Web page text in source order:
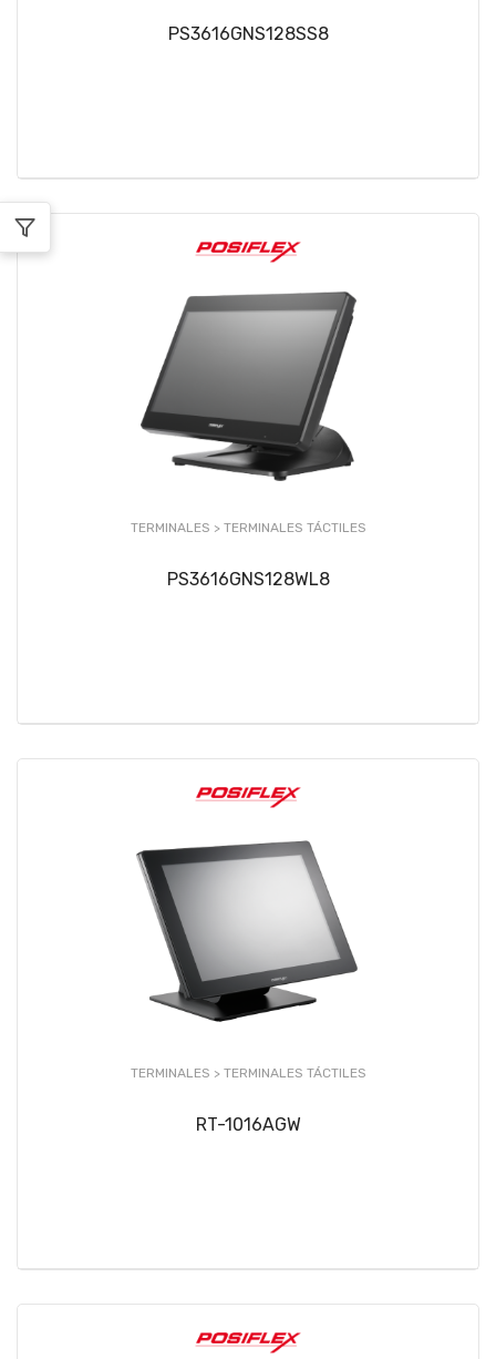
PS3616GNS128SS8
TERMINALES > TERMINALES TÁCTILES
PS3616GNS128WL8
TERMINALES > TERMINALES TÁCTILES
RT-1016AGW